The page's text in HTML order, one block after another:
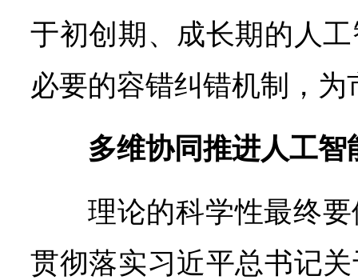
于初创期、成长期的人
必要的容错纠错机制，
多维协同推进人工智
理论的科学性最终
贯彻落实习近平总书记